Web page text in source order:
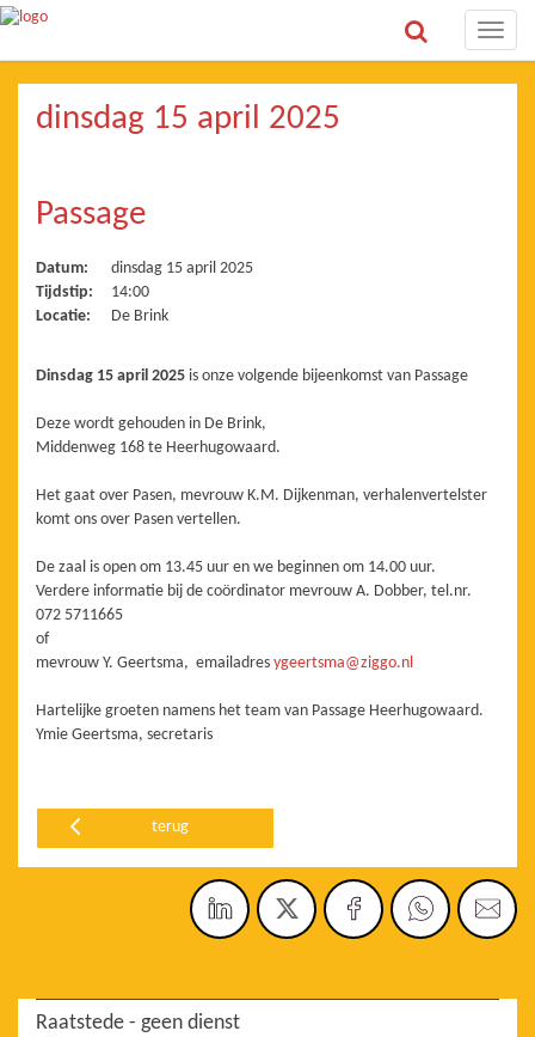
Toggle
dinsdag 15 april 2025
Passage
Datum:
dinsdag 15 april 2025
Tijdstip:
14:00
Locatie:
De Brink
Dinsdag 15 april 2025 is onze volgende bijeenkomst van Passage
Deze wordt gehouden in De Brink,
Middenweg 168 te Heerhugowaard.
Het gaat over Pasen, mevrouw K.M. Dijkenman, verhalenvertelster
komt ons over Pasen vertellen.
De zaal is open om 13.45 uur en we beginnen om 14.00 uur.
Verdere informatie bij de coördinator mevrouw A. Dobber, tel.nr.
072 5711665
of
mevrouw Y. Geertsma, emailadres ygeertsma@ziggo.nl
Hartelijke groeten namens het team van Passage Heerhugowaard.
Ymie Geertsma, secretaris
terug
Raatstede - geen dienst